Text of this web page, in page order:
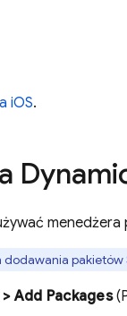
iOS.
pakietów
Add Packages